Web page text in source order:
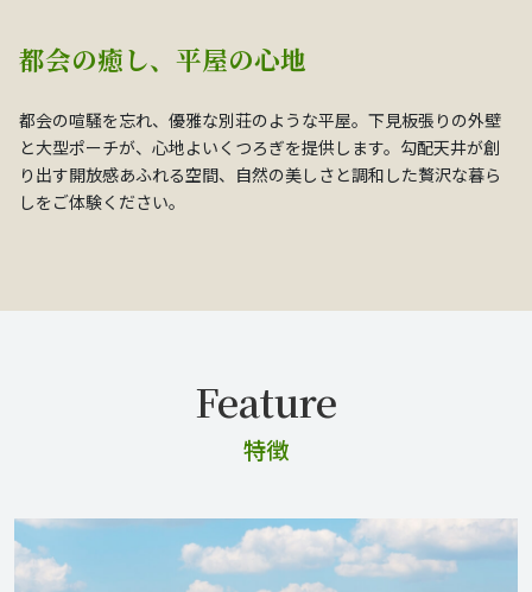
都会の癒し、平屋の心地
都会の喧騒を忘れ、優雅な別荘のような平屋。下見板張りの外壁
と大型ポーチが、心地よいくつろぎを提供します。勾配天井が創
り出す開放感あふれる空間、自然の美しさと調和した贅沢な暮ら
しをご体験ください。
特徴